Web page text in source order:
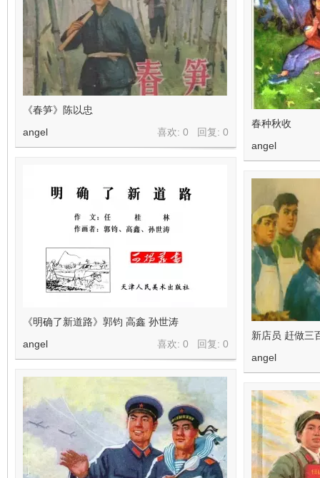
《春笋》陈以忠
喜欢: 0 回复: 0
angel
春种秋收
angel
《明确了新道路》郭钧 高鑫 孙世涛
喜欢: 0 回复: 0
angel
新店员 赶做三
angel